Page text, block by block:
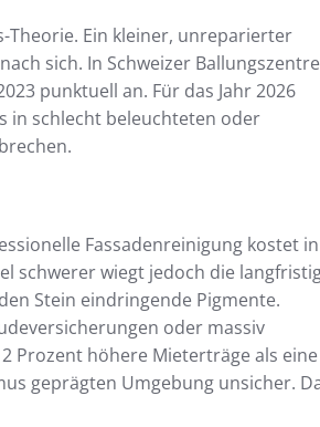
Theorie. Ein kleiner, unreparierter
sich. In Schweizer
punktuell an. Für das Jahr 2026
in schlecht beleuchteten oder
Fassadenreinigung kostet in
schwerer wiegt jedoch die
Stein eindringende Pigmente.
oder massiv
Prozent höhere Mieterträge als eine
geprägten Umgebung unsicher.